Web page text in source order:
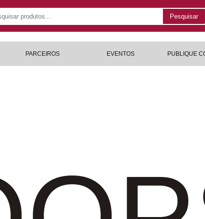
Pesquisar
PARCEIROS EVENTOS PUBLIQUE